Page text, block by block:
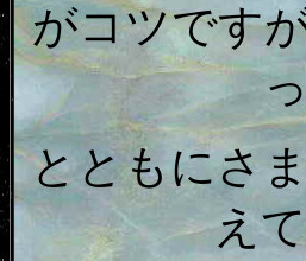
がコツです
とともにさ
え